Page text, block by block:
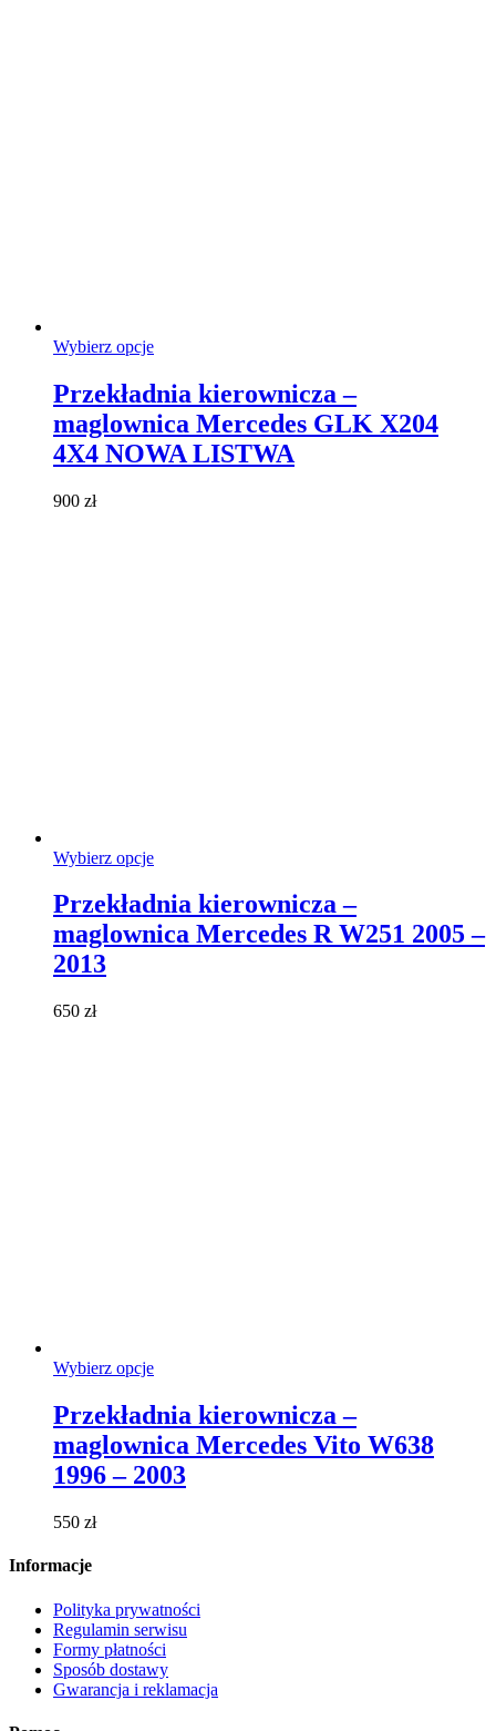
Wybierz opcjeTen
ma
wiele
wariantów.
Opcje
można
Przekładnia kierownicza –
maglownica Mercedes GLK X204
4X4 NOWA LISTWA
900 zł
Wybierz opcjeTen
ma
wiele
wariantów.
Przekładnia kierownicza –
maglownica Mercedes R W251 2005 –
2013
650 zł
Wybierz opcjeTen
ma
wiele
wariantów.
Opcje
można
Przekładnia kierownicza –
maglownica Mercedes Vito W638
1996 – 2003
550 zł
Informacje
Polityka prywatności
Regulamin serwisu
Formy płatności
Sposób dostawy
Gwarancja i reklamacja